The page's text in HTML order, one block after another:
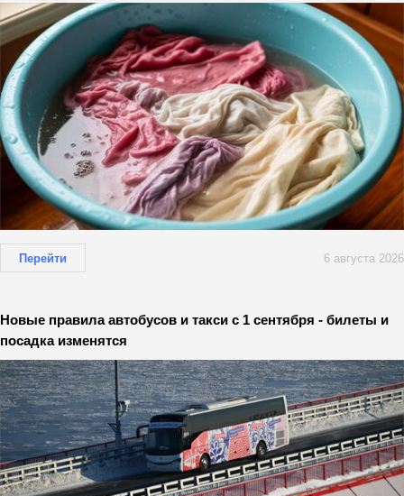
Перейти 6 августа 2026
Новые правила автобусов и такси с 1 сентября - билеты и
посадка изменятся